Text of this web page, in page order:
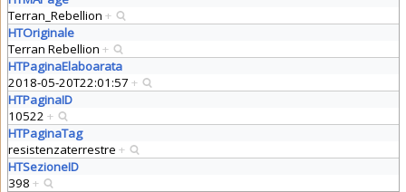
Terran_Rebellion +
HTOriginale
Terran Rebellion +
HTPaginaElaboarata
2018-05-20T22:01:57 +
HTPaginaID
10522 +
HTPaginaTag
resistenzaterrestre +
HTSezioneID
398 +